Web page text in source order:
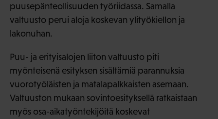
puusepänteollisuuden työriidassa. Samalla
valtuusto perui aloja koskevan ylityökiellon ja
lakonuhan.
Puu- ja erityisalojen liiton valtuusto piti
myönteisenä esityksen sisältämiä parannuksia
vuorotyöläisten ja matalapalkkaisten asemaan.
Valtuuston mukaan sovintoesityksellä ratkaistaan
myös osa-aikatyöntekijöitä koskevat